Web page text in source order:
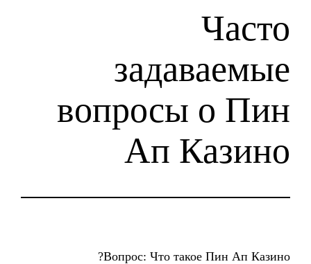
вопросы
Ап
Вопрос: Что такое